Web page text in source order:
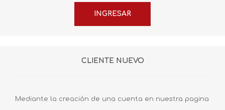
CLIENTE NUEVO
Mediante la creación de una cuenta en nuestra pagina